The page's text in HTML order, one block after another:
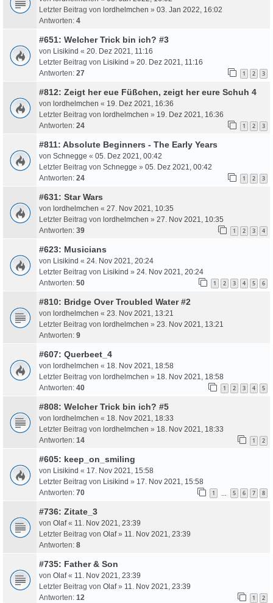
Letzter Beitrag von lordhelmchen » 03. Jan 2022, 16:02
Antworten: 4
#651: Welcher Trick bin ich? #3
von Lisikind « 20. Dez 2021, 11:16
Letzter Beitrag von Lisikind » 20. Dez 2021, 11:16
Antworten: 27 1 2 3
#812: Zeigt her eue Füßchen, zeigt her eure Schuh 4
von lordhelmchen « 19. Dez 2021, 16:36
Letzter Beitrag von lordhelmchen » 19. Dez 2021, 16:36
Antworten: 24 1 2 3
#811: Absolute Beginners - The Early Years
von Schnegge « 05. Dez 2021, 00:42
Letzter Beitrag von Schnegge » 05. Dez 2021, 00:42
Antworten: 24 1 2 3
#631: Star Wars
von lordhelmchen « 27. Nov 2021, 10:35
Letzter Beitrag von lordhelmchen » 27. Nov 2021, 10:35
Antworten: 39 1 2 3 4
#623: Musicians
von Lisikind « 24. Nov 2021, 20:24
Letzter Beitrag von Lisikind » 24. Nov 2021, 20:24
Antworten: 50 1 2 3 4 5 6
#810: Bridge Over Troubled Water #2
von lordhelmchen « 23. Nov 2021, 13:21
Letzter Beitrag von lordhelmchen » 23. Nov 2021, 13:21
Antworten: 9
#607: Querbeet_4
von lordhelmchen « 18. Nov 2021, 18:58
Letzter Beitrag von lordhelmchen » 18. Nov 2021, 18:58
Antworten: 40 1 2 3 4 5
#808: Welcher Trick bin ich? #5
von lordhelmchen « 18. Nov 2021, 18:33
Letzter Beitrag von lordhelmchen » 18. Nov 2021, 18:33
Antworten: 14 1 2
#605: keep_on_smiling
von Lisikind « 17. Nov 2021, 15:58
Letzter Beitrag von Lisikind » 17. Nov 2021, 15:58
Antworten: 70 1 5 6 7 8
#736: Zitate_3
von Olaf« 11. Nov 2021, 23:39
Letzter Beitrag von Olaf» 11. Nov 2021, 23:39
Antworten: 8
#735: Father & Son
von Olaf« 11. Nov 2021, 23:39
Letzter Beitrag von Olaf» 11. Nov 2021, 23:39
Antworten: 12 1 2